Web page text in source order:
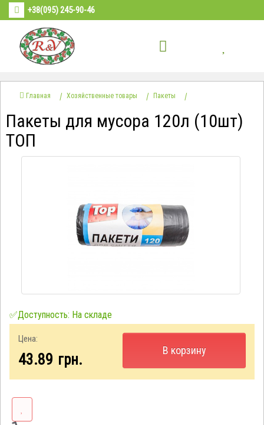
+38(095) 245-90-46
Главная Хозяйственные товары Пакеты
Пакеты для мусора 120л (10шт)
ТОП
✅Доступность: На складе
Цена:
43.89 грн.
В корзину